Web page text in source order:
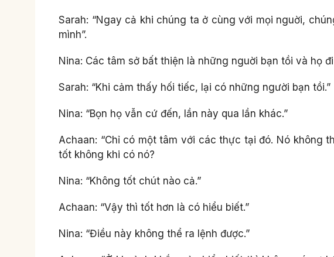
Sarah: “Ngay cả khi chúng ta ở cùng với mọi nguời,
mình”.
Nina: Các tâm sở bất thiện là những nguời bạn tồi và họ
Sarah: “Khi cảm thấy hối tiếc, lại có những người bạn tồi.”
Nina: “Bọn họ vẫn cứ đến, lần này qua lần khác.”
Achaan: “Chỉ có một tâm với các thực tại đó. Nó không
tốt không khi có nó?
Nina: “Không tốt chút nào cả.”
Achaan: “Vậy thì tốt hơn là có hiểu biết.”
Nina: “Điều này không thể ra lệnh được.”